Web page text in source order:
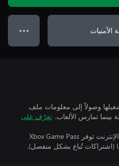
الأمنيات ● ● ●
وصولاً إلى معلومات ملف
تعرّف على
تتطلب اللعبة متعددة اللاعبين عبر الإنترنت توفر Xbox Game Pass